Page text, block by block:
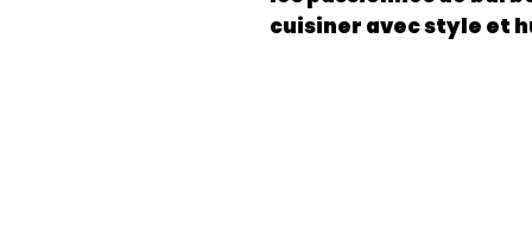
cuisiner avec style et